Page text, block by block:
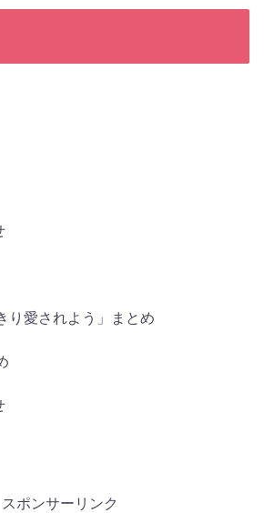
り愛されよう」まとめ
スポンサーリンク